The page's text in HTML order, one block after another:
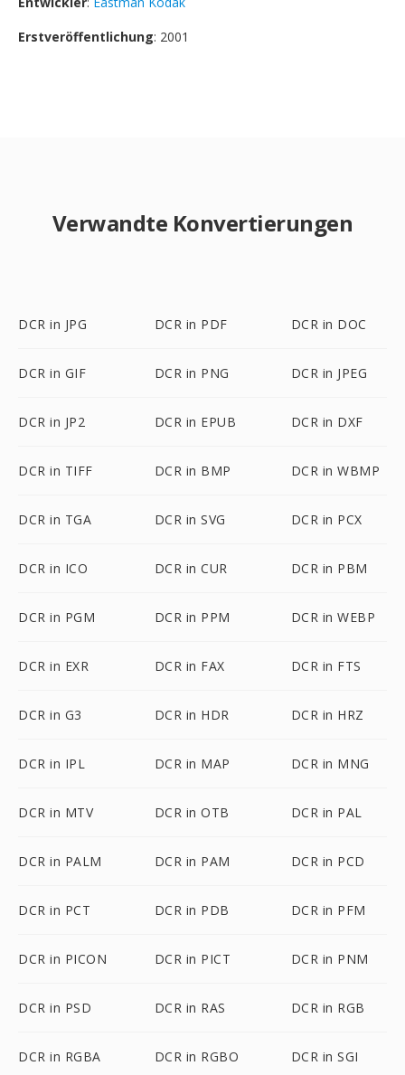
Erstveröffentlichung: 2001
Verwandte Konvertierungen
DCR in JPG DCR in PDF DCR in DOC
DCR in GIF DCR in PNG DCR in JPEG
DCR in JP2 DCR in EPUB DCR in DXF
DCR in TIFF DCR in BMP DCR in WBMP
DCR in TGA DCR in SVG DCR in PCX
DCR in ICO DCR in CUR DCR in PBM
DCR in PGM DCR in PPM DCR in WEBP
DCR in EXR DCR in FAX DCR in FTS
DCR in G3 DCR in HDR DCR in HRZ
DCR in IPL DCR in MAP DCR in MNG
DCR in MTV DCR in OTB DCR in PAL
DCR in PALM DCR in PAM DCR in PCD
DCR in PCT DCR in PDB DCR in PFM
DCR in PICON DCR in PICT DCR in PNM
DCR in PSD DCR in RAS DCR in RGB
DCR in RGBA DCR in RGBO DCR in SGI